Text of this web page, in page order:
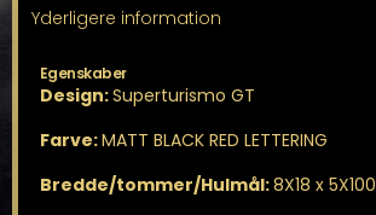
Yderligere information
Egenskaber
Design:Superturismo GT
Farve:MATT BLACK RED LETTERING
Bredde/tommer/Hulmål:8X18 x 5X100